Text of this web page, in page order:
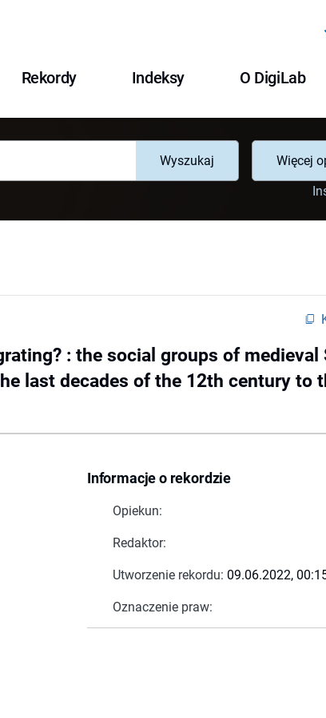
Rekordy Indeksy O DigiLab
Wyszukaj
Więcej
: the social groups of medieval
last decades of the 12th century to
Informacje o rekordzie
Opiekun:
Redaktor:
Utworzenie rekordu: 09.06.2022,
Oznaczenie praw: